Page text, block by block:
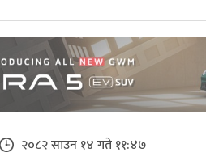
२०८२ साउन १४ गते ११:४७